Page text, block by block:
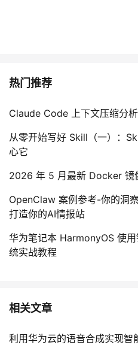
热门推荐
Claude Code 上下文压缩分析
从零开始写好 Skill（一）：
心它
2026 年 5 月最新 Docker 镜
OpenClaw 案例参考-你的洞
打造你的AI情报站
华为笔记本 HarmonyOS 使
统实战教程
相关文章
利用华为云的语音合成实现智